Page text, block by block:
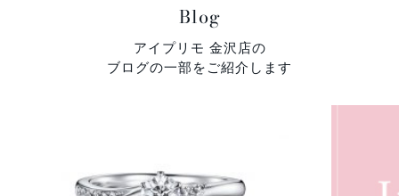
Blog
アイプリモ 金沢店の
ブログの一部をご紹介します